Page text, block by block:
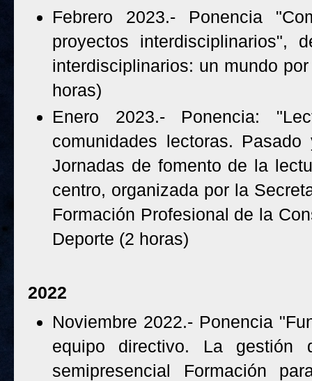
Febrero 2023.- Ponencia
proyectos interdisciplinarios",
interdisciplinarios: un mundo
horas)
Enero 2023.- Ponencia:
comunidades lectoras.
Jornadas de fomento de la
centro, organizada por la
Formación Profesional de la
Deporte (2 horas)
2022
Noviembre 2022.- Ponencia
equipo directivo. La gestión
semipresencial Formación